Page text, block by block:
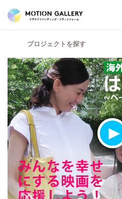
プロジェクトを探す